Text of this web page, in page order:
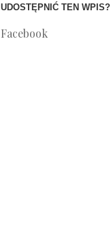
UDOSTĘPNIĆ TEN WPIS?
Facebook